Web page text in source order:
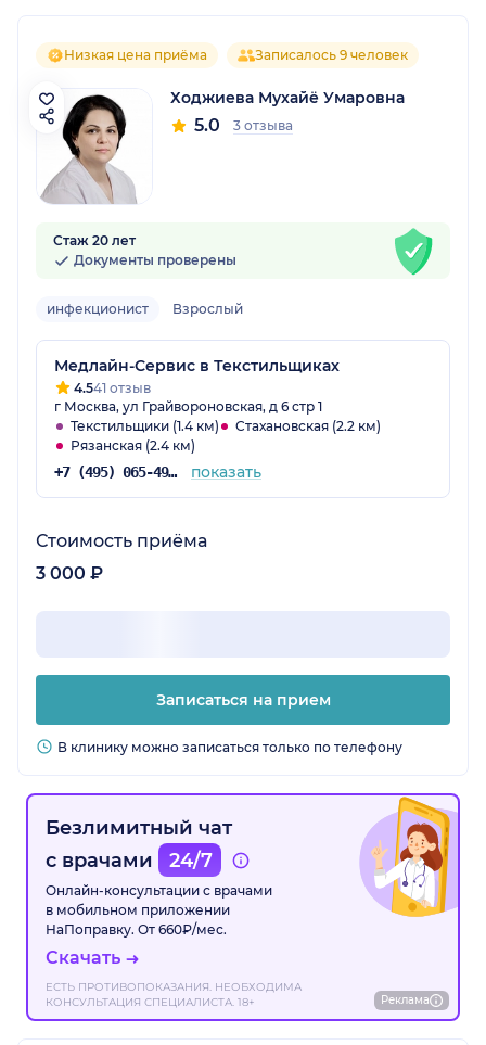
Низкая цена приёма Записалось 9 человек
Ходжиева Мухайё Умаровна
5.0 3 отзыва
Стаж 20 лет
Документы проверены
инфекционист Взрослый
Медлайн-Сервис в Текстильщиках
4.541 отзыв
г Москва, ул Грайвороновская, д 6 стр 1
Текстильщики (1.4 км)
Стахановская (2.2 км)
Рязанская (2.4 км)
+7 (495) 065-49-85 показать
Стоимость приёма
3 000 ₽
Записаться на прием
В клинику можно записаться только по телефону
Безлимитный чат
с врачами
24/7
Онлайн-консультации с врачами
в мобильном приложении
НаПоправку. От 660₽/мес.
Скачать
ЕСТЬ ПРОТИВОПОКАЗАНИЯ. НЕОБХОДИМА
КОНСУЛЬТАЦИЯ СПЕЦИАЛИСТА. 18+
Реклама